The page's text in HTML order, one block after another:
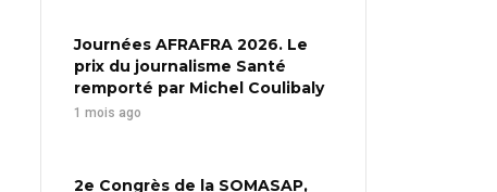
Journées AFRAFRA 2026. Le
prix du journalisme Santé
remporté par Michel Coulibaly
1 mois ago
2e Congrès de la SOMASAP,